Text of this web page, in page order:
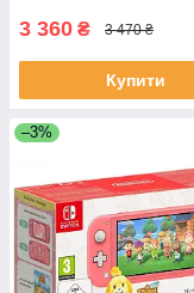
3 360 ₴ 3 470 ₴
Купити
–3%